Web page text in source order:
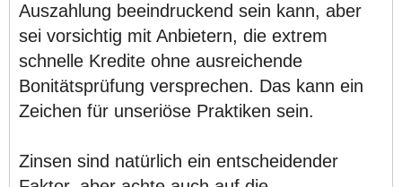
Auszahlung beeindruckend sein kann, aber
sei vorsichtig mit Anbietern, die extrem
schnelle Kredite ohne ausreichende
Bonitätsprüfung versprechen. Das kann ein
Zeichen für unseriöse Praktiken sein.
Zinsen sind natürlich ein entscheidender